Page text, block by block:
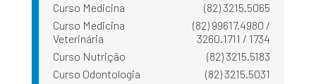
Curso Medicina
(82) 3215.5065
Curso Medicina
Veterinária
(82) 99617.4980 /
3260.1711 / 1734
Curso Nutrição
(82) 3215.5183
Curso Odontologia
(82) 3215.5031